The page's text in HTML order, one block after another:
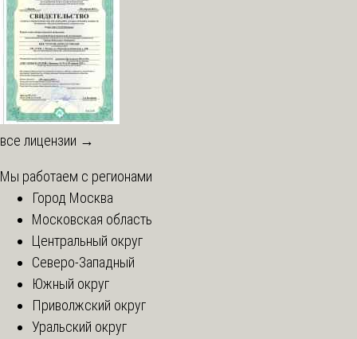
все лицензии →
Мы работаем с регионами
Город Москва
Московская область
Центральный округ
Северо-Западный
Южный округ
Приволжский округ
Уральский округ